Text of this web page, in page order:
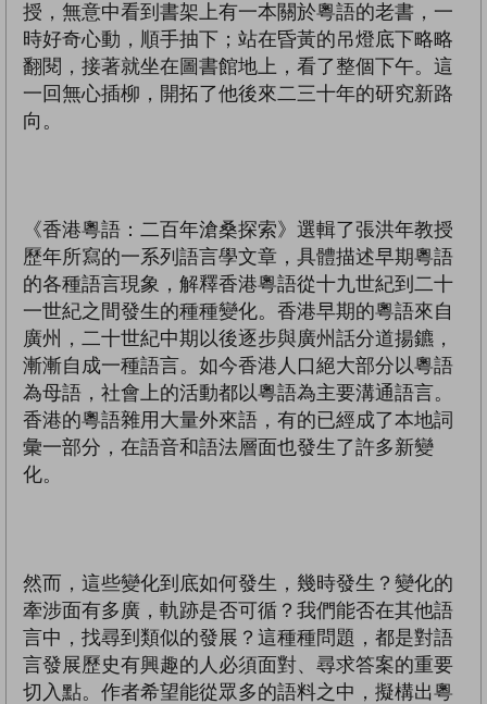
授，無意中看到書架上有一本關於粵語的老書，一
時好奇心動，順手抽下；站在昏黃的吊燈底下略略
翻閱，接著就坐在圖書館地上，看了整個下午。這
一回無心插柳，開拓了他後來二三十年的研究新路
向。
《香港粵語：二百年滄桑探索》選輯了張洪年教授
歷年所寫的一系列語言學文章，具體描述早期粵語
的各種語言現象，解釋香港粵語從十九世紀到二十
一世紀之間發生的種種變化。香港早期的粵語來自
廣州，二十世紀中期以後逐步與廣州話分道揚鑣，
漸漸自成一種語言。如今香港人口絕大部分以粵語
為母語，社會上的活動都以粵語為主要溝通語言。
香港的粵語雜用大量外來語，有的已經成了本地詞
彙一部分，在語音和語法層面也發生了許多新變
化。
然而，這些變化到底如何發生，幾時發生？變化的
牽涉面有多廣，軌跡是否可循？我們能否在其他語
言中，找尋到類似的發展？這種種問題，都是對語
言發展歷史有興趣的人必須面對、尋求答案的重要
切入點。作者希望能從眾多的語料之中，擬構出粵